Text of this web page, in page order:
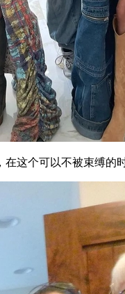
个可以不被束缚的时